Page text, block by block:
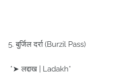
5. बुर्जिल दर्रा (Burzil Pass)
*➤ लद्दाख | Ladakh*